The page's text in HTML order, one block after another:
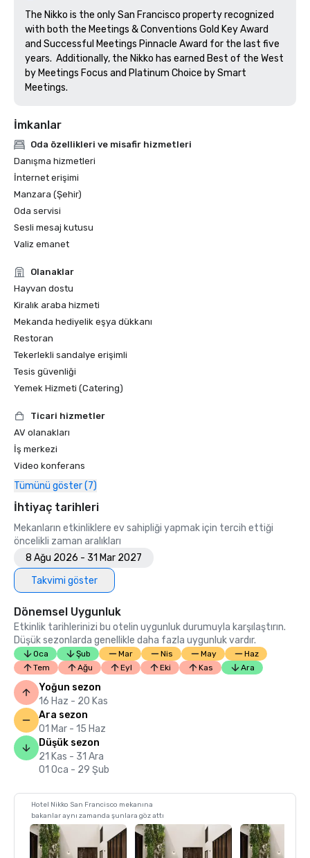
The Nikko is the only San Francisco property recognized
with both the Meetings & Conventions Gold Key Award
and Successful Meetings Pinnacle Award for the last five
years.  Additionally, the Nikko has earned Best of the West
by Meetings Focus and Platinum Choice by Smart
Meetings.
İmkanlar
Oda özellikleri ve misafir hizmetleri
Danışma hizmetleri
İnternet erişimi
Manzara (Şehir)
Oda servisi
Sesli mesaj kutusu
Valiz emanet
Olanaklar
Hayvan dostu
Kiralık araba hizmeti
Mekanda hediyelik eşya dükkanı
Restoran
Tekerlekli sandalye erişimli
Tesis güvenliği
Yemek Hizmeti (Catering)
Ticari hizmetler
AV olanakları
İş merkezi
Video konferans
Tümünü göster (7)
İhtiyaç tarihleri
Mekanların etkinliklere ev sahipliği yapmak için tercih ettiği
öncelikli zaman aralıkları
8 Ağu 2026 - 31 Mar 2027
Takvimi göster
Dönemsel Uygunluk
Etkinlik tarihlerinizi bu otelin uygunluk durumuyla karşılaştırın.
Düşük sezonlarda genellikle daha fazla uygunluk vardır.
Oca Şub Mar Nis May
Haz
Tem
Ağu Eyl Eki Kas Ara
Yoğun sezon
16 Haz - 20 Kas
Ara sezon
01 Mar - 15 Haz
Düşük sezon
21 Kas - 31 Ara
01 Oca - 29 Şub
Hotel Nikko San Francisco mekanına
bakanlar aynı zamanda şunlara göz attı